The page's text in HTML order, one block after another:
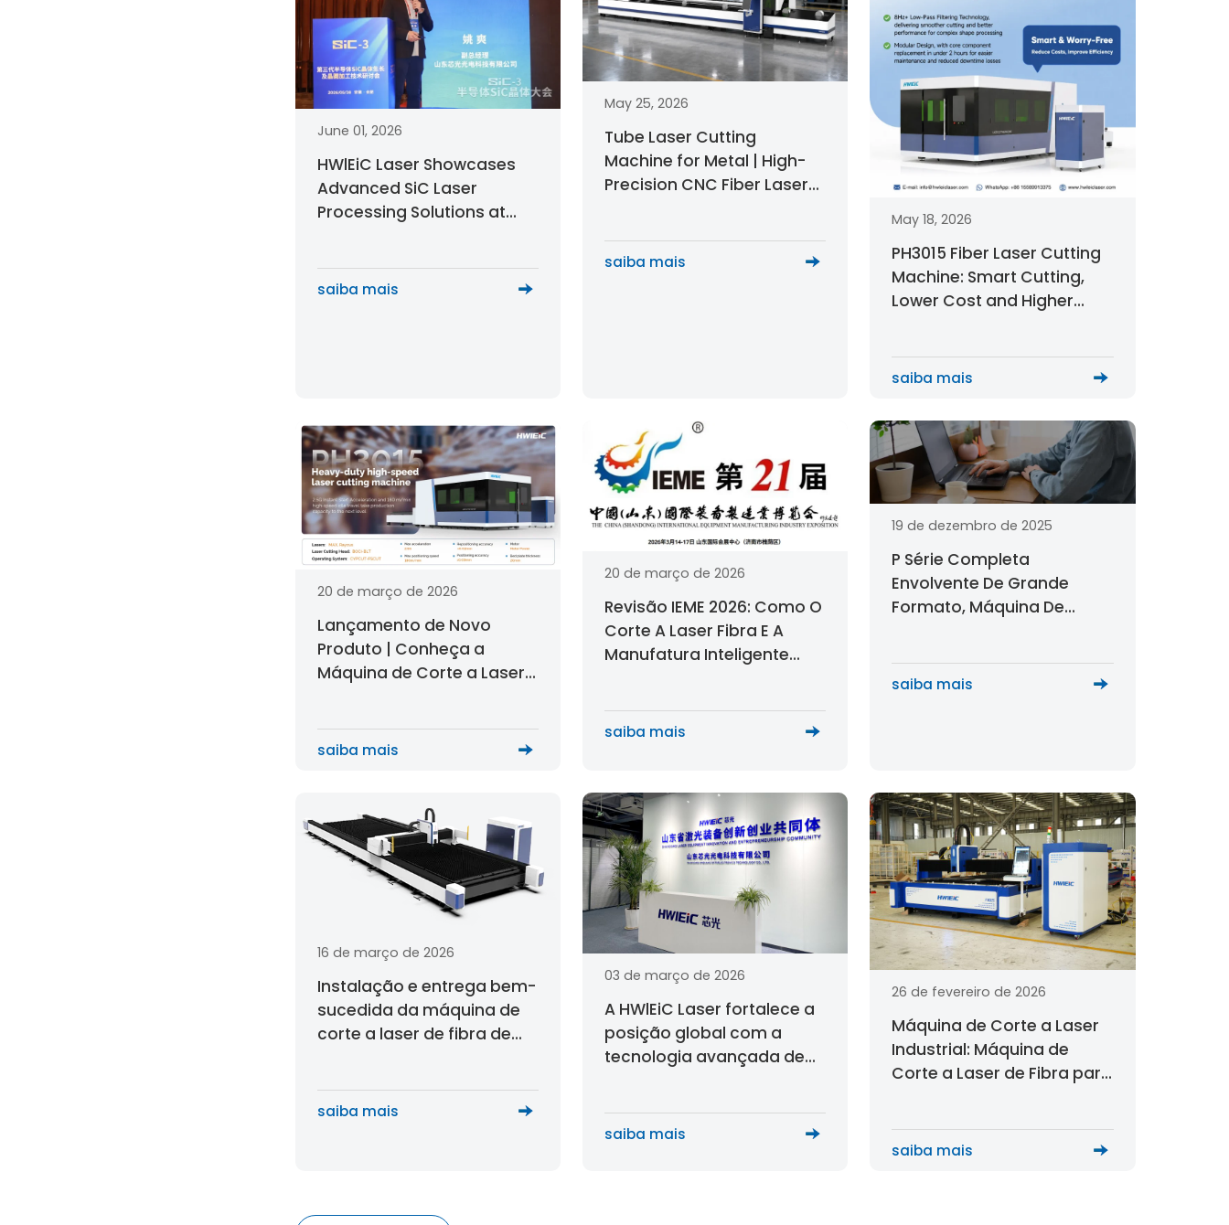
June 01, 2026
HWlEiC Laser Showcases
Advanced SiC Laser
Processing Solutions at
Technology Seminar
saiba mais
May 25, 2026
Tube Laser Cutting
Machine for Metal | High-
Precision CNC Fiber Laser
saiba mais
May 18, 2026
PH3015 Fiber Laser Cutting
Machine: Smart Cutting,
Lower Cost and Higher
saiba mais
20 de março de 2026
Lançamento de Novo
Produto | Conheça a
Máquina de Corte a Laser
saiba mais
20 de março de 2026
Revisão IEME 2026: Como O
Corte A Laser Fibra E A
Manufatura Inteligente
Industrial
saiba mais
19 de dezembro de 2025
P Série Completa
Envolvente De Grande
Formato, Máquina De
saiba mais
16 de março de 2026
Instalação e entrega bem-
sucedida da máquina de
corte a laser de fibra de
saiba mais
03 de março de 2026
A HWlEiC Laser fortalece a
posição global com a
tecnologia avançada de
saiba mais
26 de fevereiro de 2026
Máquina de Corte a Laser
Industrial: Máquina de
Corte a Laser de Fibra para
saiba mais